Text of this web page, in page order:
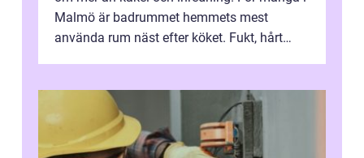
Malmö är badrummet hemmets mest
använda rum näst efter köket. Fukt, hårt